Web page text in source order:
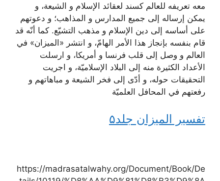
معه تعريفه للعالم كسند لعقائد الإسلام و الشيعة، و
يمكن إرساله إلى جميع المدارس و المذاهب؛ و دعوتهم
على أساسه إلى دين الإسلام و مذهب التشيّع. كما أنّه قد
قام بنفسه بإنجاز هذا الأمر الهامّ، و انتشر «الميزان» في
العالم و وصل إلى قلب فرنسا و أمريكا، و ارسلت
الأعداد الكثيرة منه إلى البلاد الإسلاميّة، و اجريت
التحقيقات حوله، و أدّى إلى فخر الشيعة و مباهاتهم و
رفعتهم في المحافل العلميّة
تفسير الميزان جلد۵
https://madrasatalwahy.org/Document/Book/De